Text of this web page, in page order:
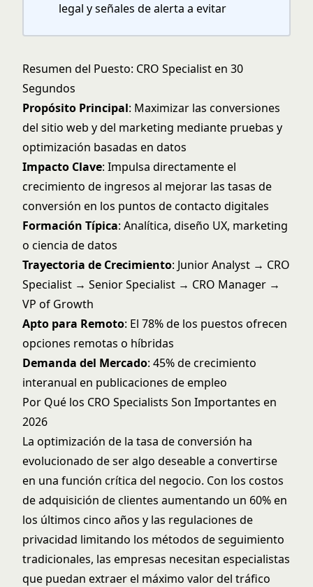
legal y señales de alerta a evitar
Resumen del Puesto: CRO Specialist en 30
Segundos
Propósito Principal: Maximizar las conversiones
del sitio web y del marketing mediante pruebas y
optimización basadas en datos
Impacto Clave: Impulsa directamente el
crecimiento de ingresos al mejorar las tasas de
conversión en los puntos de contacto digitales
Formación Típica: Analítica, diseño UX, marketing
o ciencia de datos
Trayectoria de Crecimiento: Junior Analyst → CRO
Specialist → Senior Specialist → CRO Manager →
VP of Growth
Apto para Remoto: El 78% de los puestos ofrecen
opciones remotas o híbridas
Demanda del Mercado: 45% de crecimiento
interanual en publicaciones de empleo
Por Qué los CRO Specialists Son Importantes en
2026
La optimización de la tasa de conversión ha
evolucionado de ser algo deseable a convertirse
en una función crítica del negocio. Con los costos
de adquisición de clientes aumentando un 60% en
los últimos cinco años y las regulaciones de
privacidad limitando los métodos de seguimiento
tradicionales, las empresas necesitan especialistas
que puedan extraer el máximo valor del tráfico